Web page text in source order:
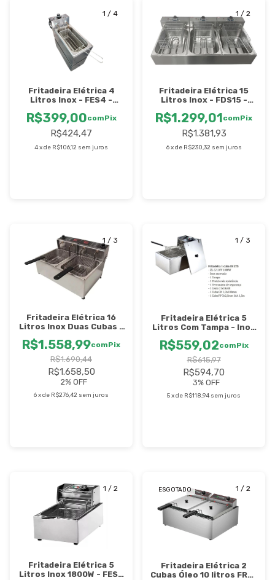
1 / 4
Fritadeira Elétrica 4
Litros Inox - FES4 -
R$424,47
4xde R$106,12 sem juros
R$399,00comPix
1 / 2
Fritadeira Elétrica 15
Litros Inox - FDS15 -
R$1.381,93
6 xde R$230,32 sem juros
R$1.299,01comPix
1 / 3
Fritadeira Elétrica 16
Litros Inox Duas Cubas -
Inmetro - Edanca
R$1.658,50
R$1.690,44
2% OFF
6xde R$276,42 sem juros
R$1.558,99comPix
1 / 3
Fritadeira Elétrica 5
Litros Com Tampa - Inox
R$594,70
R$615,97
3% OFF
5xde R$118,94 sem juros
R$559,02comPix
1 / 2
Fritadeira Elétrica 5
Litros Inox 1800W - FES5
1 / 2
ESGOTADO
Fritadeira Elétrica 2
Cubas Óleo 10 litros FRCE